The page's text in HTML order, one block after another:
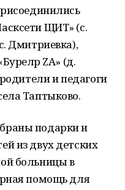
ЩИТ» (с.
Дмитриевка),
ZA» (д.
и педагоги
Таптыково.
подарки и
из двух детских
больницы в
помощь для